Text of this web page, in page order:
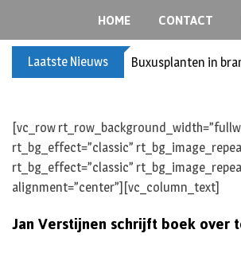
HOME CONTACT
Laatste Nieuws Buxusplanten in
[vc_row
rt_bg_effect=”classic”
rt_bg_effect=”classic”
alignment=”center”][vc_column_text]
Jan Verstijnen schrijft boek